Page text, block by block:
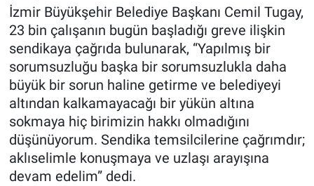
İzmir Büyükşehir Belediye Başkanı Cemil Tugay,
23 bin çalışanın bugün başladığı greve ilişkin
sendikaya çağrıda bulunarak, “Yapılmış bir
sorumsuzluğu başka bir sorumsuzlukla daha
büyük bir sorun haline getirme ve belediyeyi
altından kalkamayacağı bir yükün altına
sokmaya hiç birimizin hakkı olmadığını
düşünüyorum. Sendika temsilcilerine çağrımdır;
aklıselimle konuşmaya ve uzlaşı arayışına
devam edelim” dedi.
Dünya
Ege Saati
Ege'den Esintiler
Eğitim
Eğlence
Spor
Yayın Akışı
İletişim
Son Dakika Haberleri
Haber Arşivi